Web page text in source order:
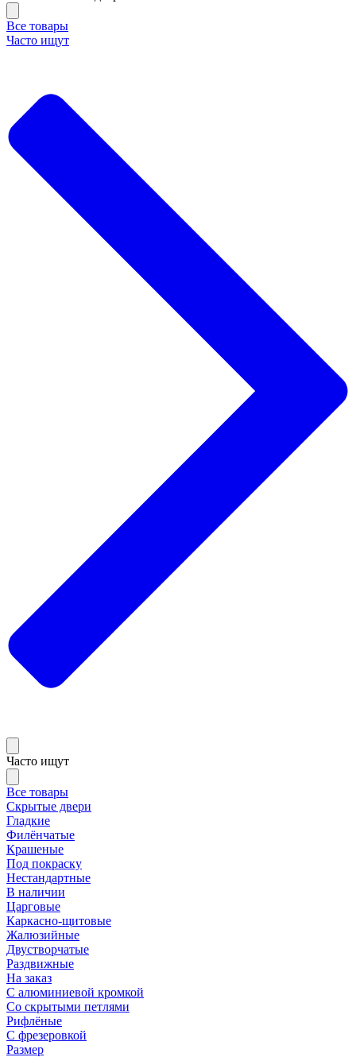
Все товары
Часто ищут
Часто ищут
Все товары
Скрытые двери
Гладкие
Филёнчатые
Крашеные
Под покраску
Нестандартные
В наличии
Царговые
Каркасно-щитовые
Жалюзийные
Двустворчатые
Раздвижные
На заказ
С алюминиевой кромкой
Со скрытыми петлями
Рифлёные
С фрезеровкой
Размер